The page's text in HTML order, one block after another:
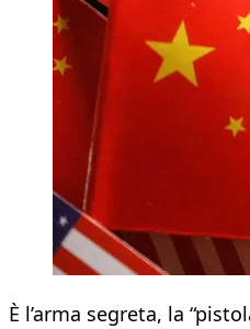
È l’arma segreta, la